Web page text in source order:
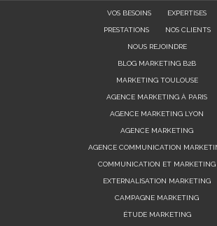
VOS BESOINS EXPERTISES
PRESTATIONS NOS CLIENTS
NOUS REJOINDRE
BLOG MARKETING B2B
MARKETING TOULOUSE
AGENCE MARKETING À PARIS
AGENCE MARKETING LYON
AGENCE MARKETING
AGENCE COMMUNICATION
COMMUNICATION ET MARKETING
EXTERNALISATION MARKETING
CAMPAGNE MARKETING
ÉTUDE MARKETING